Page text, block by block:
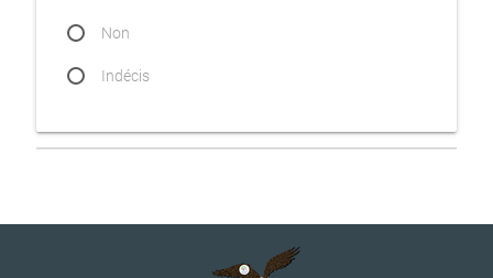
Non
Indécis